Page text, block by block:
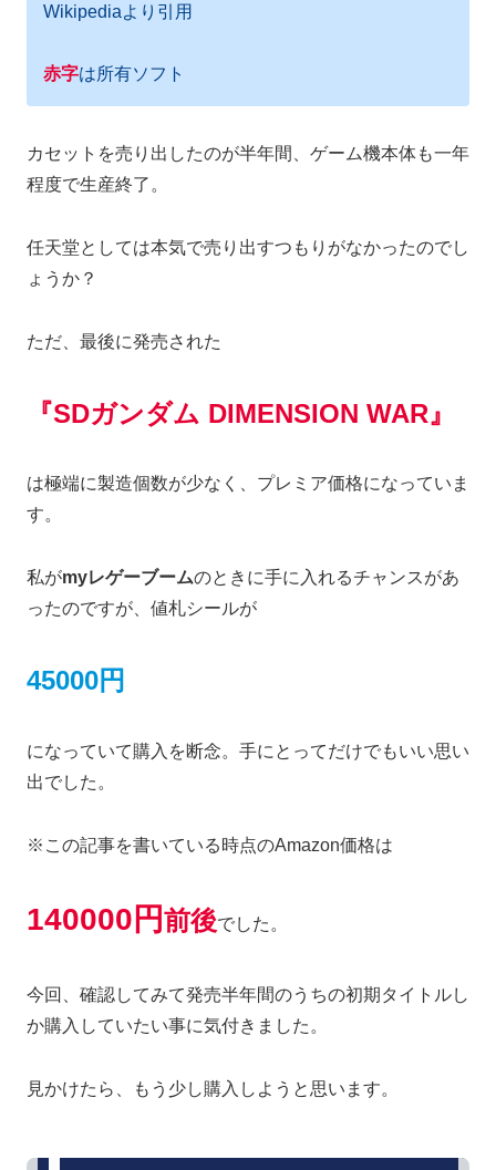
Wikipediaより引用
赤字は所有ソフト
カセットを売り出したのが半年間、ゲーム機本体も一年
程度で生産終了。
任天堂としては本気で売り出すつもりがなかったのでし
ょうか？
ただ、最後に発売された
『SDガンダム DIMENSION WAR』
は極端に製造個数が少なく、プレミア価格になっていま
す。
私がmyレゲーブームのときに手に入れるチャンスがあ
ったのですが、値札シールが
45000円
になっていて購入を断念。手にとってだけでもいい思い
出でした。
※この記事を書いている時点のAmazon価格は
140000円前後でした。
今回、確認してみて発売半年間のうちの初期タイトルし
か購入していたい事に気付きました。
見かけたら、もう少し購入しようと思います。